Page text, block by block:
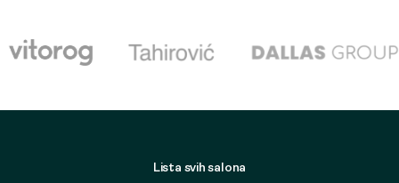
Lista svih salona